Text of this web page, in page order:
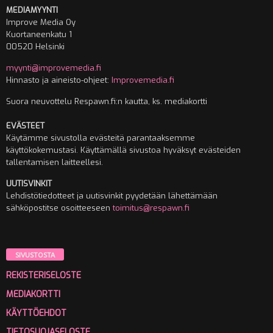
MEDIAMYYNTI
Improve Media Oy
Kuortaneenkatu 1
00520 Helsinki
myynti@improvemedia.fi
Hinnasto ja aineisto-ohjeet: Improvemedia.fi
Suora neuvottelu Respawn.fi:n kautta, ks. mediakortti
EVÄSTEET
Käytämme sivustolla evästeitä parantaaksemme
käyttökokemustasi. Käyttämällä sivustoa hyväksyt evästeiden
tallentamisen laitteellesi.
UUTISVINKIT
Lehdistötiedotteet ja uutisvinkit pyydetään lähettämään
sähköpostitse osoitteeseentoimitus@respawn.fi
SIVUSTOSTA
REKISTERISELOSTE
MEDIAKORTTI
KÄYTTÖEHDOT